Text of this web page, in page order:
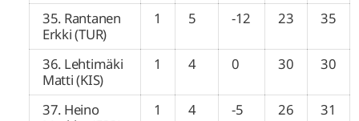
35. Rantanen
Erkki (TUR)
1 5 -12 23 35
36. Lehtimäki
Matti (KIS)
1 4 0 30 30
37. Heino
1 4 -5 26 31